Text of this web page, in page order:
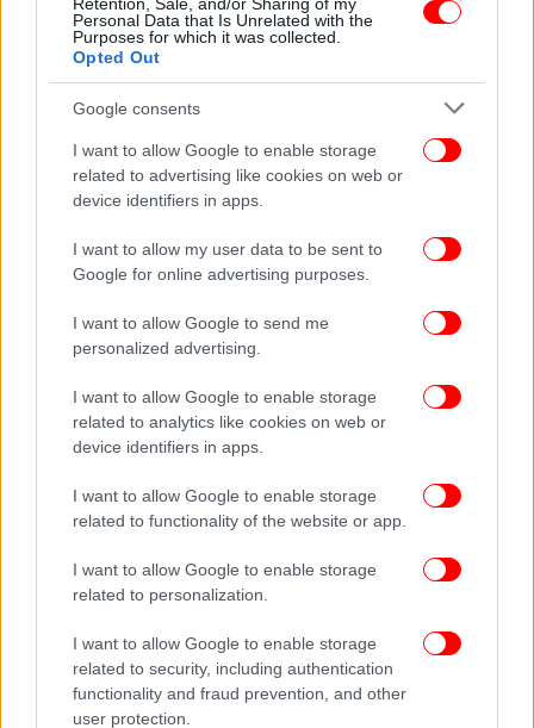
Personal Data that Is Unrelated with the
Purposes for which it was collected.
Opted Out
Google consents
I want to allow Google to enable storage
related to advertising like cookies on web or
device identifiers in apps.
I want to allow my user data to be sent to
Google for online advertising purposes.
I want to allow Google to send me
personalized advertising.
I want to allow Google to enable storage
related to analytics like cookies on web or
device identifiers in apps.
I want to allow Google to enable storage
related to functionality of the website or app.
I want to allow Google to enable storage
related to personalization.
I want to allow Google to enable storage
related to security, including authentication
functionality and fraud prevention, and other
user protection.
09/09/2025 06:40
Wake Up Dead Man: Ο Ντάνιελ Κρεγκ επιστρέφει
στην τρίτη ταινία μυστηρίου «Knives Out»
-Δείτε το τρέιλερ